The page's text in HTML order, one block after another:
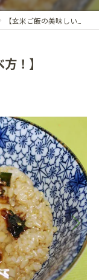
【玄米ご飯の美味しい食べ方！】
！】